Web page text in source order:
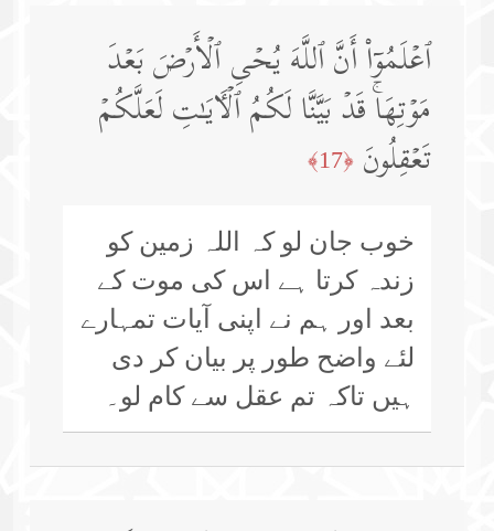
ٱعۡلَمُوۤا۟ أَنَّ ٱللَّهَ یُحۡیِ ٱلۡأَرۡضَ بَعۡدَ
مَوۡتِهَاۚ قَدۡ بَیَّنَّا لَكُمُ ٱلۡـَٔایَـٰتِ لَعَلَّكُمۡ
تَعۡقِلُونَ ﴿17﴾
خوب جان لو کہ اللہ زمین کو
زندہ کرتا ہے اس کی موت کے
بعد اور ہم نے اپنی آیات تمہارے
لئے واضح طور پر بیان کر دی
ہیں تاکہ تم عقل سے کام لو۔